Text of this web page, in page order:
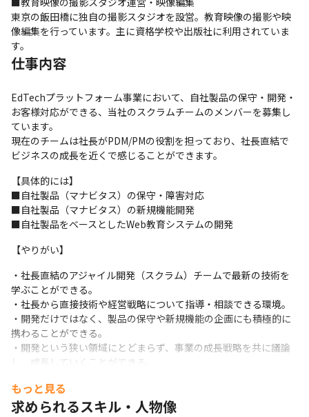
東京の飯田橋に独自の撮影スタジオを設営。教育映像の撮影や映
像編集を行っています。主に資格学校や出版社に利用されていま
す。
仕事内容
EdTechプラットフォーム事業において、自社製品の保守・開発・
お客様対応ができる、当社のスクラムチームのメンバーを募集し
ています。
現在のチームは社長がPDM/PMの役割を担っており、社長直結で
ビジネスの成長を近くで感じることができます。
【具体的には】
■自社製品（マナビタス）の保守・障害対応
■自社製品（マナビタス）の新規機能開発
■自社製品をベースとしたWeb教育システムの開発
【やりがい】
・社長直結のアジャイル開発（スクラム）チームで最新の技術を
学ぶことができる。
・社長から直接技術や経営戦略について指導・相談できる環境。
・開発だけではなく、製品の保守や新規機能の企画にも積極的に
携わることができる。
・開発という狭い領域にとどまらず、事業の成長戦略を共に議論
し、成長していくことができる。
【社内の雰囲気】
もっと見る
求められるスキル・人物像